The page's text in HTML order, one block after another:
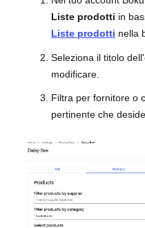
Liste prodotti in
Liste prodotti nella
Seleziona il titolo
modificare.
Filtra per fornitore o
pertinente che